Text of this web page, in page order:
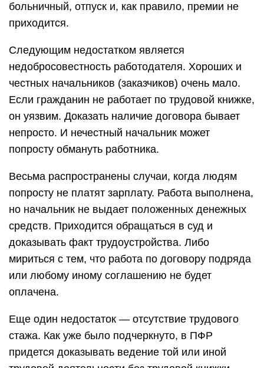
больничный, отпуск и, как правило, премии не
приходится.
Следующим недостатком является
недобросовестность работодателя. Хороших и
честных начальников (заказчиков) очень мало.
Если гражданин не работает по трудовой книжке,
он уязвим. Доказать наличие договора бывает
непросто. И нечестный начальник может
попросту обмануть работника.
Весьма распространены случаи, когда людям
попросту не платят зарплату. Работа выполнена,
но начальник не выдает положенных денежных
средств. Приходится обращаться в суд и
доказывать факт трудоустройства. Либо
мириться с тем, что работа по договору подряда
или любому иному соглашению не будет
оплачена.
Еще один недостаток — отсутствие трудового
стажа. Как уже было подчеркнуто, в ПФР
придется доказывать ведение той или иной